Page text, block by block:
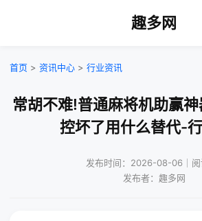
趣多网
首页 > 资讯中心 > 行业资讯
常胡不难!普通麻将机助赢
控坏了用什么替代-
发布时间：2026-08-06｜阅
发布者：趣多网